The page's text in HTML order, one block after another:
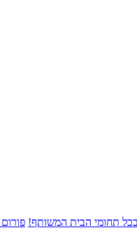
בכל תחומי הבית המשותף!